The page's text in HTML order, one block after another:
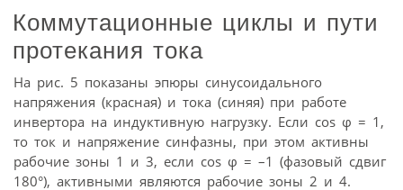
Коммутационные циклы и пути
протекания тока
На рис. 5 показаны эпюры синусоидального
напряжения (красная) и тока (синяя) при работе
инвертора на индуктивную нагрузку. Если cos φ = 1,
то ток и напряжение синфазны, при этом активны
рабочие зоны 1 и 3, если cos φ = –1 (фазовый сдвиг
180°), активными являются рабочие зоны 2 и 4.